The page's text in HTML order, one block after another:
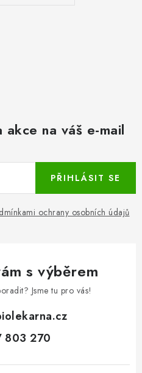
na váš e-mail
ochrany osobních údajů
PŘIHLÁSIT SE
s výběrem
Jsme tu pro vás!
803 270